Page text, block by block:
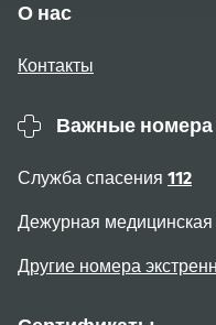
О нас
Контакты
Важные номера
Служба спасения 112
Дежурная
Другие номера